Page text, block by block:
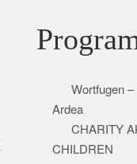
Wortfugen
Ardea
CHARITY
CHILDREN